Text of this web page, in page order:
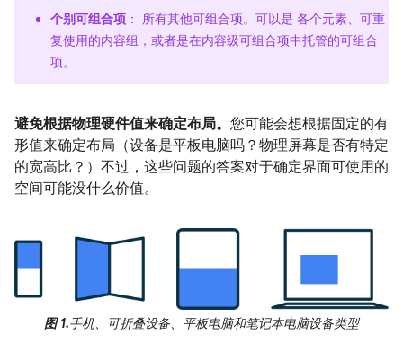
个别可组合项 ： 所有其他可组合项。可以是 各个元素、可重
复使用的内容组，或者是在内容级可组合项中托管的可组合
项。
避免根据物理硬件值来确定布局。 您可能会想根据固定的有
形值来确定布局（设备是平板电脑吗？物理屏幕是否有特定
的宽高比？）不过，这些问题的答案对于确定界面可使用的
空间可能没什么价值。
图 1.手机、可折叠设备、平板电脑和笔记本电脑设备类型